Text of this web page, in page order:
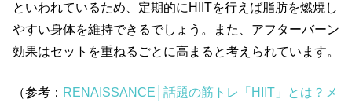
といわれているため、定期的に HIITを行えば脂肪を燃焼し
やすい身体を維持できるでしょう。また、アフターバーン
効果はセットを重ねるごとに高まると考えられています。
（参考： RENAISSANCE│話題の筋トレ「HIIT」とは？メ